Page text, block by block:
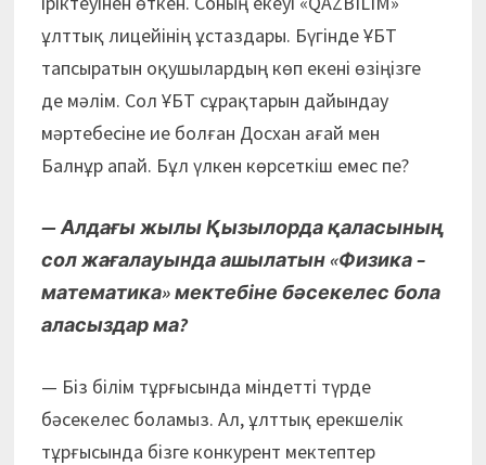
ұлттық лицейінің ұстаздары. Бүгінде ҰБТ
тапсыратын оқушылардың көп екені өзіңізге
де мәлім. Сол ҰБТ сұрақтарын дайындау
мәртебесіне ие болған Досхан ағай мен
Балнұр апай. Бұл үлкен көрсеткіш емес пе?
— Алдағы жылы Қызылорда қаласының
сол жағалауында ашылатын «Физика –
математика» мектебіне бәсекелес бола
аласыздар ма?
— Біз білім тұрғысында міндетті түрде
бәсекелес боламыз. Ал, ұлттық ерекшелік
тұрғысында бізге конкурент мектептер